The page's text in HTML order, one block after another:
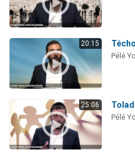
20:15
Pélé
25:06
Pélé